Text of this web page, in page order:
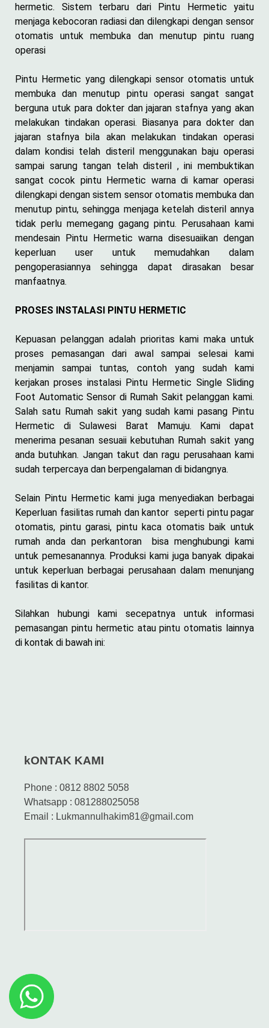
hermetic. Sistem terbaru dari Pintu Hermetic yaitu
menjaga kebocoran radiasi dan dilengkapi dengan sensor
otomatis untuk membuka dan menutup pintu ruang
operasi
Pintu Hermetic yang dilengkapi sensor otomatis untuk
membuka dan menutup pintu operasi sangat sangat
berguna utuk para dokter dan jajaran stafnya yang akan
melakukan tindakan operasi. Biasanya para dokter dan
jajaran stafnya bila akan melakukan tindakan operasi
dalam kondisi telah disteril menggunakan baju operasi
sampai sarung tangan telah disteril , ini membuktikan
sangat cocok pintu Hermetic warna di kamar operasi
dilengkapi dengan sistem sensor otomatis membuka dan
menutup pintu, sehingga menjaga ketelah disteril annya
tidak perlu memegang gagang pintu. Perusahaan kami
mendesain Pintu Hermetic warna disesuaiikan dengan
keperluan user untuk memudahkan dalam
pengoperasiannya sehingga dapat dirasakan besar
manfaatnya.
PROSES INSTALASI PINTU HERMETIC
Kepuasan pelanggan adalah prioritas kami maka untuk
proses pemasangan dari awal sampai selesai kami
menjamin sampai tuntas, contoh yang sudah kami
kerjakan proses instalasi Pintu Hermetic Single Sliding
Foot Automatic Sensor di Rumah Sakit pelanggan kami.
Salah satu Rumah sakit yang sudah kami pasang Pintu
Hermetic di Sulawesi Barat Mamuju. Kami dapat
menerima pesanan sesuaii kebutuhan Rumah sakit yang
anda butuhkan. Jangan takut dan ragu perusahaan kami
sudah terpercaya dan berpengalaman di bidangnya.
Selain Pintu Hermetic kami juga menyediakan berbagai
Keperluan fasilitas rumah dan kantor seperti pintu pagar
otomatis, pintu garasi, pintu kaca otomatis baik untuk
rumah anda dan perkantoran bisa menghubungi kami
untuk pemesanannya. Produksi kami juga banyak dipakai
untuk keperluan berbagai perusahaan dalam menunjang
fasilitas di kantor.
Silahkan hubungi kami secepatnya untuk informasi
pemasangan pintu hermetic atau pintu otomatis lainnya
di kontak di bawah ini:
kONTAK KAMI
Phone : 0812 8802 5058
Whatsapp : 081288025058
Email : Lukmannulhakim81@gmail.com